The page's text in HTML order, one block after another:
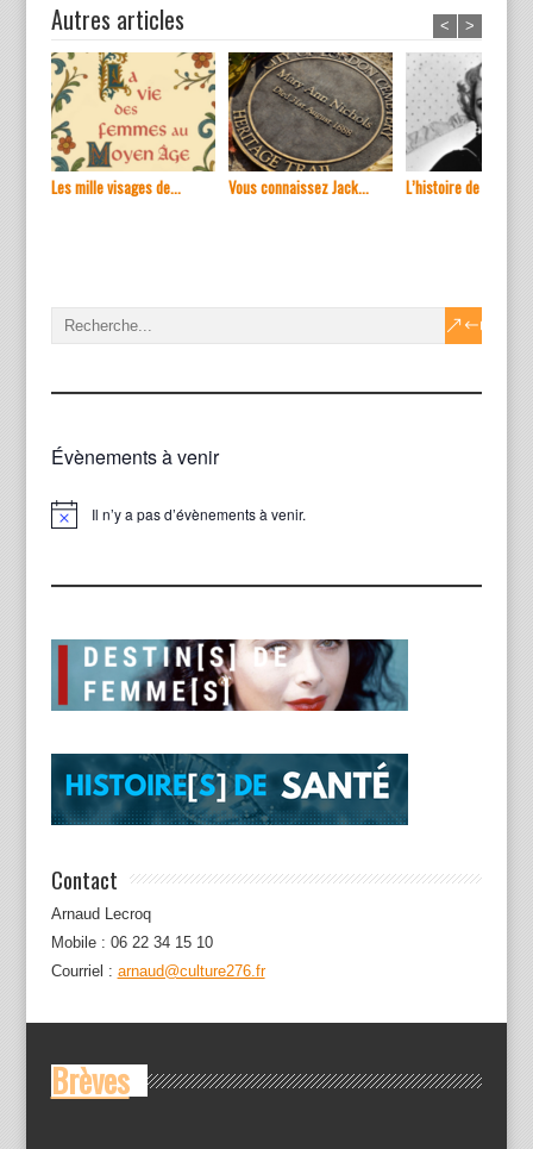
Autres articles
Les mille visages de... Vous connaissez Jack... L’histoire de ...
< >
Évènements à venir
Notice Il n’y a pas d’évènements à venir.
Contact
Arnaud Lecroq
Mobile : 06 22 34 15 10
Courriel : arnaud@culture276.fr
Brèves